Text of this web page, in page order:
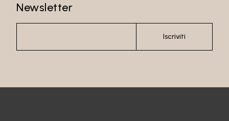
Recupera password
Newsletter
Iscriviti